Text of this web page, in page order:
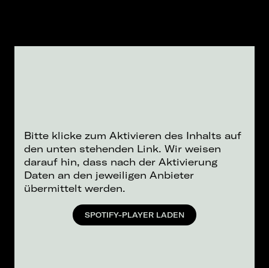
Bitte klicke zum Aktivieren des Inhalts auf
den unten stehenden Link. Wir weisen
darauf hin, dass nach der Aktivierung
Daten an den jeweiligen Anbieter
übermittelt werden.
SPOTIFY-PLAYER LADEN